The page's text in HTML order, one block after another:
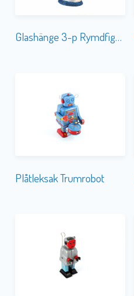
Glashänge 3-p Rymdfigurer
Plåtleksak Trumrobot